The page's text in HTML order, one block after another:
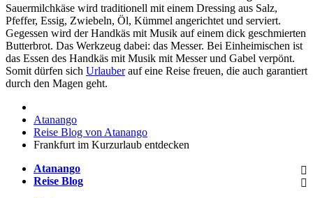
Sauermilchkäse wird traditionell mit einem Dressing aus Salz,
Pfeffer, Essig, Zwiebeln, Öl, Kümmel angerichtet und serviert.
Gegessen wird der Handkäs mit Musik auf einem dick geschmierten
Butterbrot. Das Werkzeug dabei: das Messer. Bei Einheimischen ist
das Essen des Handkäs mit Musik mit Messer und Gabel verpönt.
Somit dürfen sich Urlauberauf eine Reise freuen, die auch garantiert
durch den Magen geht.
Atanango
Reise Blog von Atanango
Frankfurt im Kurzurlaub entdecken
Atanango
Reise Blog